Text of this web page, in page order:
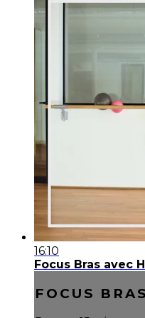
16:10
Focus Bras avec
FOCUS